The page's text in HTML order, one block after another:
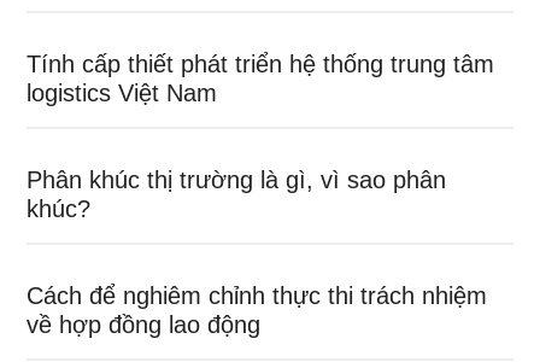
Tính cấp thiết phát triển hệ thống trung tâm
logistics Việt Nam
Phân khúc thị trường là gì, vì sao phân
khúc?
Cách để nghiêm chỉnh thực thi trách nhiệm
về hợp đồng lao động